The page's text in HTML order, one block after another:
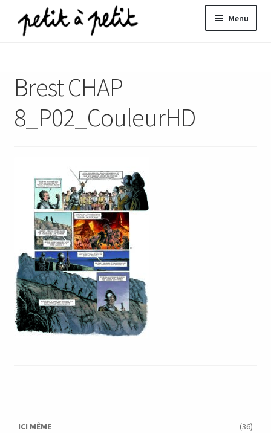
Aller
à
Aller
au
Menu
Brest CHAP
8_P02_CouleurHD
ICI MÊME
(36)